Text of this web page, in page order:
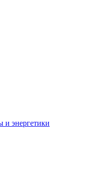
и энергетики